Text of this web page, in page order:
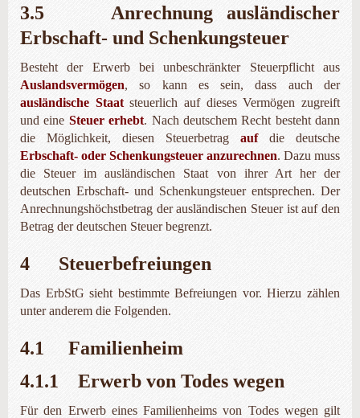
3.5 Anrechnung ausländischer
Erbschaft- und Schenkungsteuer
Besteht der Erwerb bei unbeschränkter Steuerpflicht aus
Auslandsvermögen, so kann es sein, dass auch der
ausländische Staatsteuerlich auf dieses Vermögen zugreift
und eine Steuer erhebt. Nach deutschem Recht besteht dann
die Möglichkeit, diesen Steuerbetrag aufdie deutsche
Erbschaft- oder Schenkungsteuer anzurechnen. Dazu muss
die Steuer im ausländischen Staat von ihrer Art her der
deutschen Erbschaft- und Schenkungsteuer entsprechen. Der
Anrech­nungshöchstbetrag der ausländischen Steuer ist auf den
Betrag der deutschen Steuer begrenzt.
4 Steuerbefreiungen
Das ErbStG sieht bestimmte Befreiungen vor. Hierzu zählen
unter anderem die Folgenden.
4.1 Familienheim
4.1.1 Erwerb von Todes wegen
Für den Erwerb eines Familienheims von Todes wegen gilt